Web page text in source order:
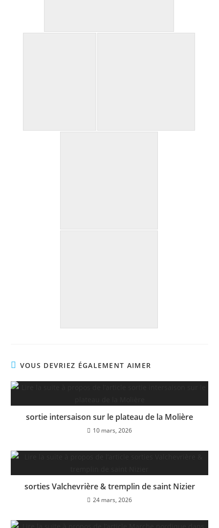
VOUS DEVRIEZ ÉGALEMENT AIMER
sortie intersaison sur le plateau de la Molière
10 mars, 2026
sorties Valchevrière & tremplin de saint Nizier
24 mars, 2026